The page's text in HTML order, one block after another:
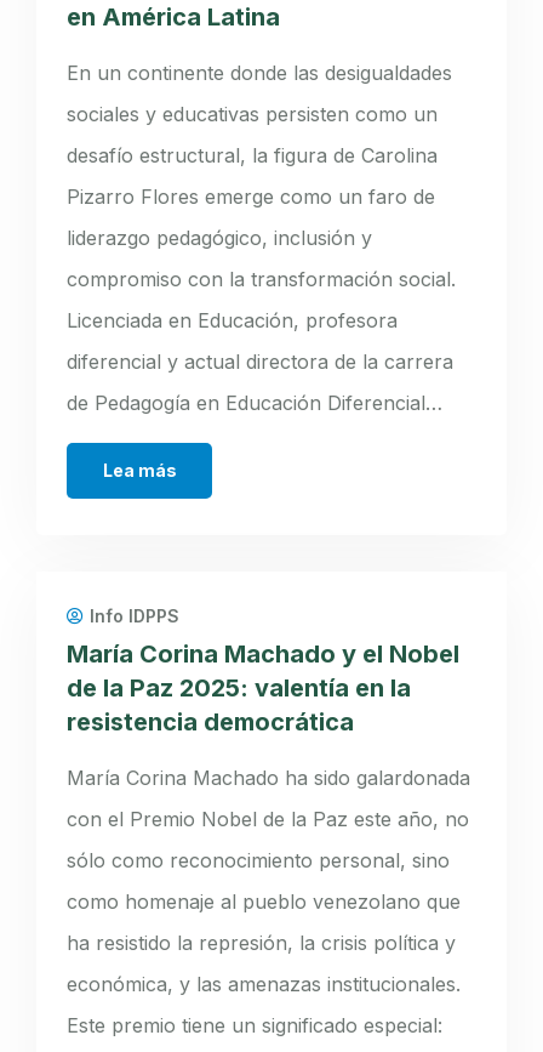
en América Latina
En un continente donde las desigualdades
sociales y educativas persisten como un
desafío estructural, la figura de Carolina
Pizarro Flores emerge como un faro de
liderazgo pedagógico, inclusión y
compromiso con la transformación social.
Licenciada en Educación, profesora
diferencial y actual directora de la carrera
de Pedagogía en Educación Diferencial…
Lea más
Info IDPPS
María Corina Machado y el Nobel
de la Paz 2025: valentía en la
resistencia democrática
María Corina Machado ha sido galardonada
con el Premio Nobel de la Paz este año, no
sólo como reconocimiento personal, sino
como homenaje al pueblo venezolano que
ha resistido la represión, la crisis política y
económica, y las amenazas institucionales.
Este premio tiene un significado especial: